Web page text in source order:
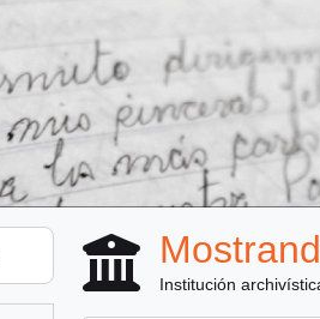
Institución